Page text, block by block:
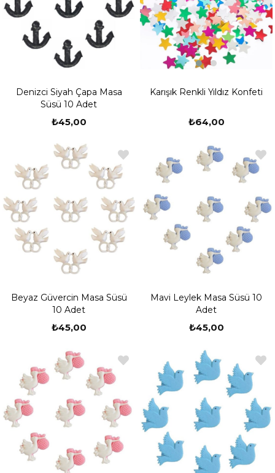
Denizci Siyah Çapa Masa
Süsü 10 Adet
₺45,00
Karışık Renkli Yıldız Konfeti
₺64,00
Beyaz Güvercin Masa Süsü
10 Adet
₺45,00
Mavi Leylek Masa Süsü 10
Adet
₺45,00